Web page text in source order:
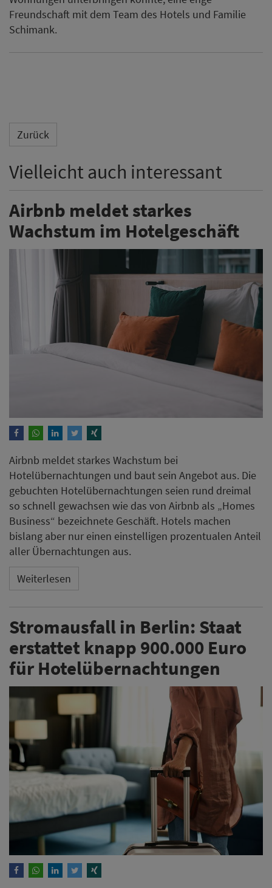
Freundschaft mit dem Team des Hotels und Familie
Schimank.
Zurück
Vielleicht auch interessant
Airbnb meldet starkes
Wachstum im Hotelgeschäft
Airbnb meldet starkes Wachstum bei
Hotelübernachtungen und baut sein Angebot aus. Die
gebuchten Hotelübernachtungen seien rund dreimal
so schnell gewachsen wie das von Airbnb als „Homes
Business“ bezeichnete Geschäft. Hotels machen
bislang aber nur einen einstelligen prozentualen Anteil
aller Übernachtungen aus.
Weiterlesen
Stromausfall in Berlin: Staat
erstattet knapp 900.000 Euro
für Hotelübernachtungen